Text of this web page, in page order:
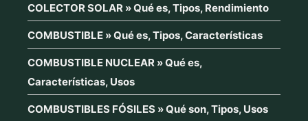
COLECTOR SOLAR » Qué es, Tipos, Rendimiento
COMBUSTIBLE » Qué es, Tipos, Características
COMBUSTIBLE NUCLEAR » Qué es,
Características, Usos
COMBUSTIBLES FÓSILES » Qué son, Tipos, Usos